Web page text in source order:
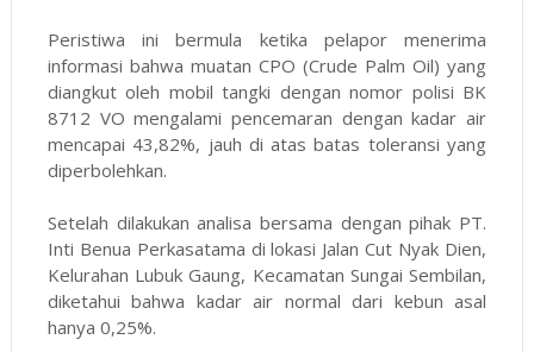
Peristiwa ini bermula ketika pelapor menerima
informasi bahwa muatan CPO (Crude Palm Oil) yang
diangkut oleh mobil tangki dengan nomor polisi BK
8712 VO mengalami pencemaran dengan kadar air
mencapai 43,82%, jauh di atas batas toleransi yang
diperbolehkan.
Setelah dilakukan analisa bersama dengan pihak PT.
Inti Benua Perkasatama di lokasi Jalan Cut Nyak Dien,
Kelurahan Lubuk Gaung, Kecamatan Sungai Sembilan,
diketahui bahwa kadar air normal dari kebun asal
hanya 0,25%.